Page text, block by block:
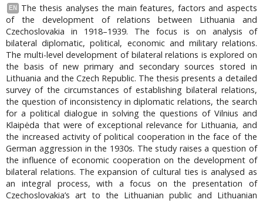
EN
The thesis analyses the main features, factors and aspects
of the development of relations between Lithuania and
Czechoslovakia in 1918–1939. The focus is on analysis of
bilateral diplomatic, political, economic and military relations.
The multi-level development of bilateral relations is explored on
the basis of new primary and secondary sources stored in
Lithuania and the Czech Republic. The thesis presents a detailed
survey of the circumstances of establishing bilateral relations,
the question of inconsistency in diplomatic relations, the search
for a political dialogue in solving the questions of Vilnius and
Klaipėda that were of exceptional relevance for Lithuania, and
the increased activity of political cooperation in the face of the
German aggression in the 1930s. The study raises a question of
the influence of economic cooperation on the development of
bilateral relations. The expansion of cultural ties is analysed as
an integral process, with a focus on the presentation of
Czechoslovakia’s art to the Lithuanian public and Lithuanian